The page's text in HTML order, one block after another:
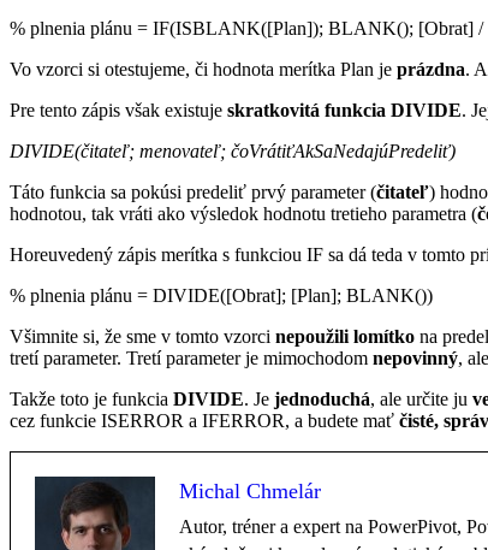
% plnenia plánu = IF(ISBLANK([Plan]); BLANK(); [Obrat] /
Vo vzorci si otestujeme, či hodnota merítka Plan je prázdna.
Pre tento zápis však existuje skratkovitá funkcia DIVIDE.
DIVIDE(čitateľ; menovateľ; čoVrátiťAkSaNedajúPredeliť)
Táto funkcia sa pokúsi predeliť prvý parameter (čitateľ)
hodnotou, tak vráti ako výsledok hodnotu tretieho parametra (
Horeuvedený zápis merítka s funkciou IF sa dá teda v tomto
% plnenia plánu = DIVIDE([Obrat]; [Plan]; BLANK())
Všimnite si, že sme v tomto vzorci nepoužili lomítko na
tretí parameter. Tretí parameter je mimochodom nepovinný,
Takže toto je funkcia DIVIDE. Je jednoduchá, ale určite ju
cez funkcie ISERROR a IFERROR, a budete mať čisté,
Michal Chmelár
Autor, tréner a expert na PowerPivot,